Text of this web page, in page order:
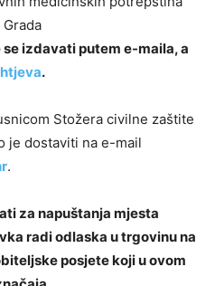
izdavati putem e-maila, a
.
Stožera civilne zaštite
je dostaviti na e-mail
.
za napuštanja mjesta
radi odlaska u trgovinu na
posjete koji u ovom